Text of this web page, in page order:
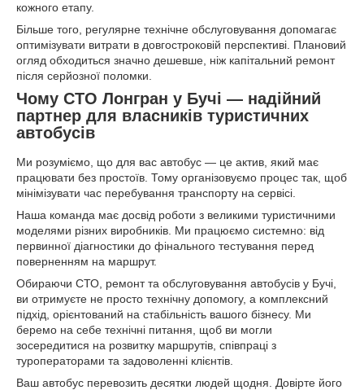
кожного етапу.
Більше того, регулярне технічне обслуговування допомагає
оптимізувати витрати в довгостроковій перспективі. Плановий
огляд обходиться значно дешевше, ніж капітальний ремонт
після серйозної поломки.
Чому СТО Лонгран у Бучі — надійний
партнер для власників туристичних
автобусів
Ми розуміємо, що для вас автобус — це актив, який має
працювати без простоїв. Тому організовуємо процес так, щоб
мінімізувати час перебування транспорту на сервісі.
Наша команда має досвід роботи з великими туристичними
моделями різних виробників. Ми працюємо системно: від
первинної діагностики до фінального тестування перед
поверненням на маршрут.
Обираючи СТО, ремонт та обслуговування автобусів у Бучі,
ви отримуєте не просто технічну допомогу, а комплексний
підхід, орієнтований на стабільність вашого бізнесу. Ми
беремо на себе технічні питання, щоб ви могли
зосередитися на розвитку маршрутів, співпраці з
туроператорами та задоволенні клієнтів.
Ваш автобус перевозить десятки людей щодня. Довірте його